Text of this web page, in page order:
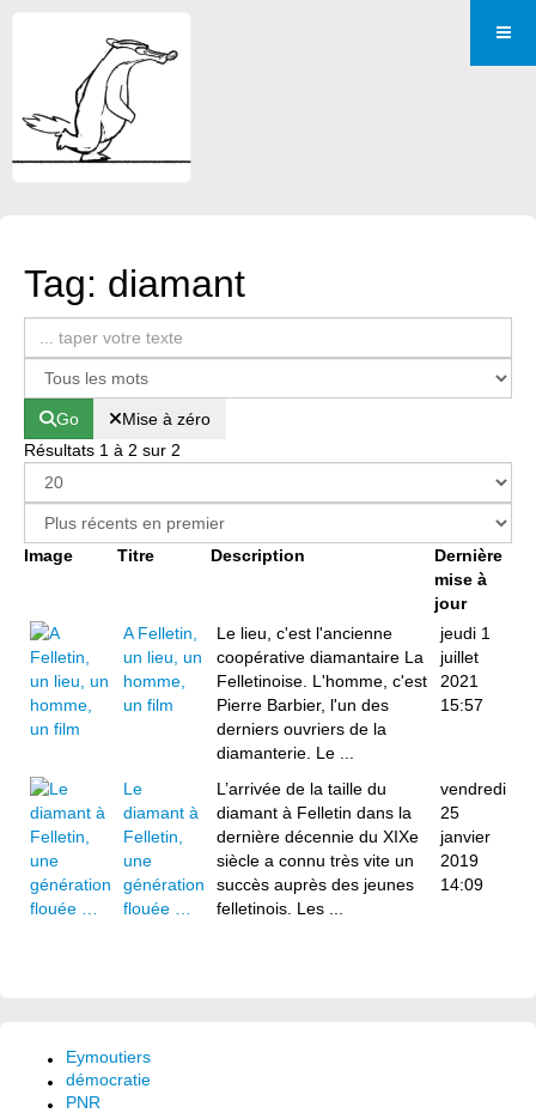
Tag: diamant
Go
Mise à zéro
Résultats 1 à 2 sur 2
Image Titre Description
Dernière
mise à
jour
A Felletin,
un lieu, un
homme,
un film
Le lieu, c'est l'ancienne
coopérative diamantaire La
Felletinoise. L'homme, c'est
Pierre Barbier, l'un des
derniers ouvriers de la
diamanterie. Le ...
jeudi 1
juillet
2021
15:57
­­­Le
diamant à
Felletin,
une
génération
flouée …
L’arrivée de la taille du
diamant à Felletin dans la
dernière décennie du XIXe
siècle a connu très vite un
succès auprès des jeunes
felletinois. Les ...
vendredi
25
janvier
2019
14:09
Eymoutiers
démocratie
PNR